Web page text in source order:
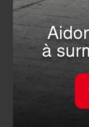
EVÉNEMENT -
Les
de Malte
à